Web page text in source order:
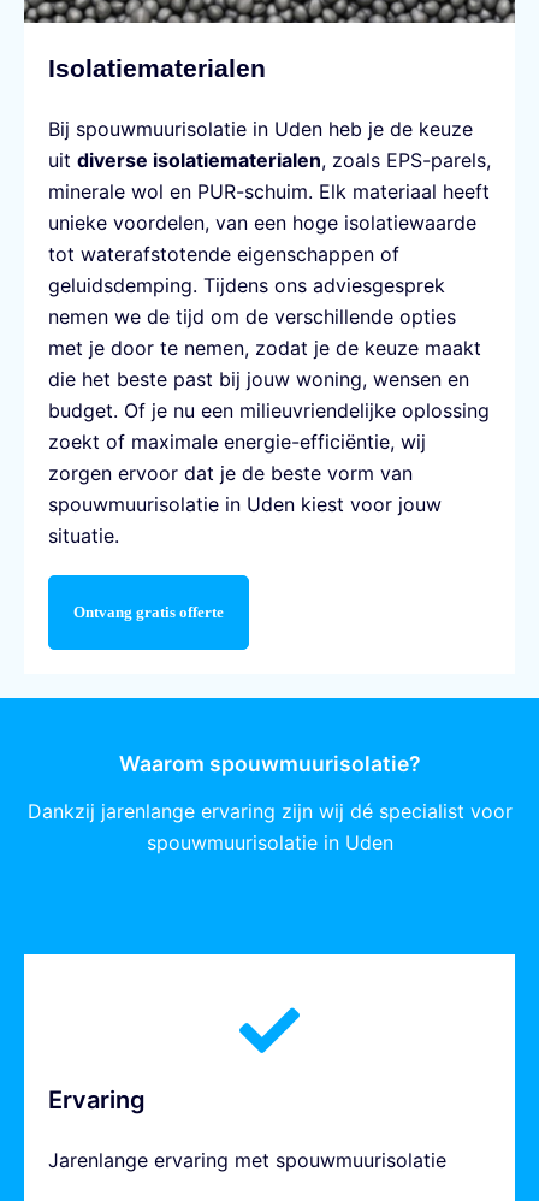
Isolatiematerialen
Bij spouwmuurisolatie in Uden heb je de keuze
uit diverse isolatiematerialen, zoals EPS-parels,
minerale wol en PUR-schuim. Elk materiaal heeft
unieke voordelen, van een hoge isolatiewaarde
tot waterafstotende eigenschappen of
geluidsdemping. Tijdens ons adviesgesprek
nemen we de tijd om de verschillende opties
met je door te nemen, zodat je de keuze maakt
die het beste past bij jouw woning, wensen en
budget. Of je nu een milieuvriendelijke oplossing
zoekt of maximale energie-efficiëntie, wij
zorgen ervoor dat je de beste vorm van
spouwmuurisolatie in Uden kiest voor jouw
situatie.
Ontvang gratis offerte
Waarom spouwmuurisolatie?
Dankzij jarenlange ervaring zijn wij dé specialist voor
spouwmuurisolatie in Uden
Ervaring
Jarenlange ervaring met spouwmuurisolatie